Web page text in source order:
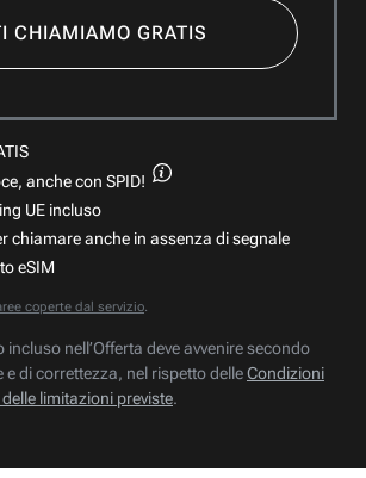
CHIAMIAMO GRATIS
anche con SPID!
UE incluso
chiamare anche in assenza di segnale
eSIM
coperte dal servizio.
incluso nell’Offerta deve avvenire secondo
e di correttezza, nel rispetto delleCondizioni
delle limitazioni previste.